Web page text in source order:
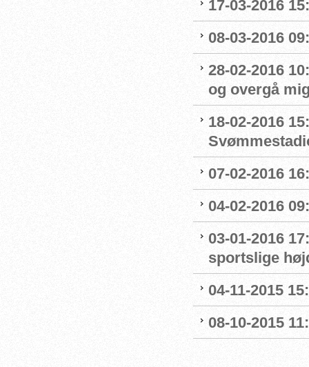
17-03-2016
08-03-2016
28-02-2016
og overgå
18-02-2016
07-02-2016
04-02-2016
03-01-2016
sportslige
04-11-2015
08-10-2015